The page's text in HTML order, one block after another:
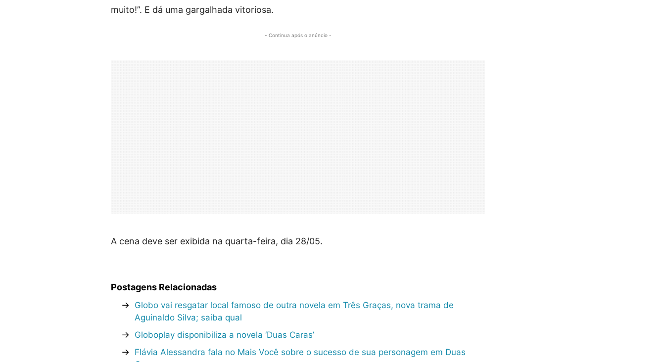
muito!”. E dá uma gargalhada vitoriosa.
- Continua após o anúncio -
A cena deve ser exibida na quarta-feira, dia 28/05.
Postagens Relacionadas
→ Globo vai resgatar local famoso de outra novela em Três Graças, nova trama de
Aguinaldo Silva; saiba qual
→ Globoplay disponibiliza a novela ‘Duas Caras’
→ Flávia Alessandra fala no Mais Você sobre o sucesso de sua personagem em Duas